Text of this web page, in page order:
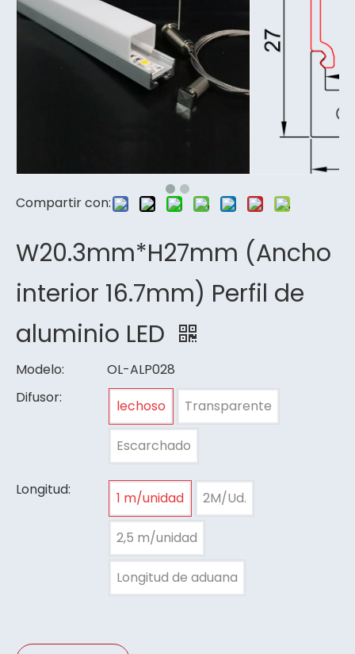
Compartir con:
W20.3mm*H27mm (Ancho
interior 16.7mm) Perfil de
aluminio LED
Modelo:
OL-ALP028
Difusor:
lechoso Transparente
Escarchado
Longitud: 1 m/unidad 2M/Ud.
2,5 m/unidad
Longitud de aduana